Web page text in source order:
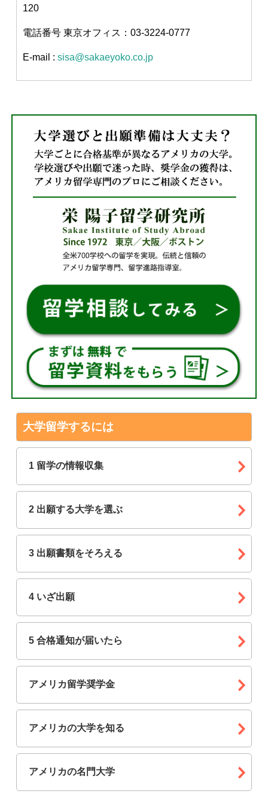
120
電話番号 東京オフィス：03-3224-0777
E-mail : sisa@sakaeyoko.co.jp
大学留学するには
1 留学の情報収集
2 出願する大学を選ぶ
3 出願書類をそろえる
4 いざ出願
5 合格通知が届いたら
アメリカ留学奨学金
アメリカの大学を知る
アメリカの名門大学